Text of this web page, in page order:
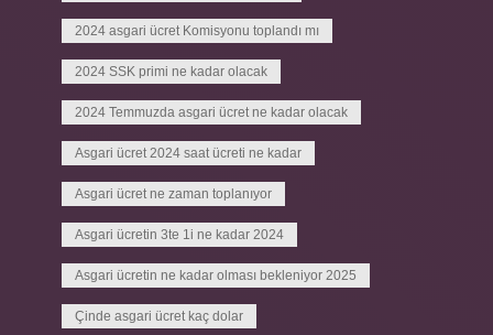
2024 asgari ücret Komisyonu toplandı mı
2024 SSK primi ne kadar olacak
2024 Temmuzda asgari ücret ne kadar olacak
Asgari ücret 2024 saat ücreti ne kadar
Asgari ücret ne zaman toplanıyor
Asgari ücretin 3te 1i ne kadar 2024
Asgari ücretin ne kadar olması bekleniyor 2025
Çinde asgari ücret kaç dolar